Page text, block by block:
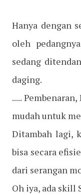
Hanya dengan
oleh
sedang
daging.
.....
mudah untuk
Ditambah lagi,
bisa secara
dari serangan
Oh iya, ada skill